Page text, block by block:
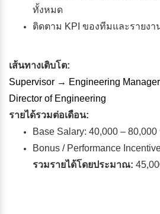
ทั้งหมด
ติดตาม KPI ของทีมและรายงา
เส้นทางเติบโต:
Supervisor → Engineering
Director of Engineering
รายได้รวมต่อเดือน:
Base Salary: 40,000 –
Bonus / Performance
รวมรายได้โดยประมาณ: